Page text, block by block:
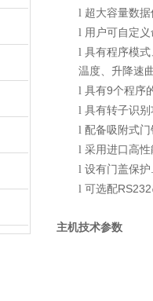
l 超大容量数
l 用户可自定
l 具有程序模
温度、升降速
l 具有9个程序
l 具有转子识别
l 配备吸附式门
l 采用进口高
l 设有门盖保护
l 可选配RS232
主机技术参数